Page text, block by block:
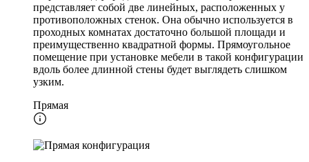
представляет собой две линейных, расположенных у
противоположных стенок. Она обычно используется в
проходных комнатах достаточно большой площади и
преимущественно квадратной формы. Прямоугольное
помещение при установке мебели в такой конфигурации
вдоль более длинной стены будет выглядеть слишком
узким.
Прямая